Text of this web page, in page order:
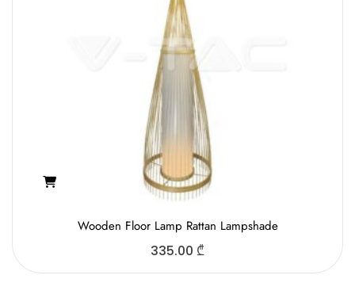
Wooden Floor Lamp Rattan Lampshade
335.00 ₾